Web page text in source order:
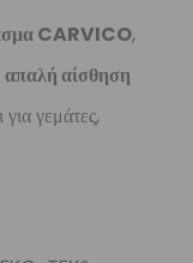
CARVICO,
απαλή αίσθηση
γεμάτες,